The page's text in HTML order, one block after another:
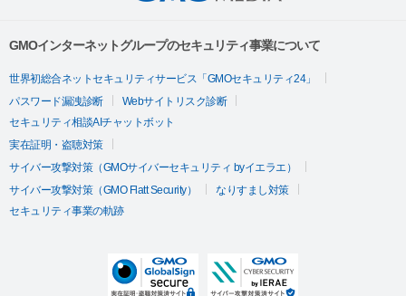
GMOインターネットグループのセキュリティ事業について
世界初総合ネットセキュリティサービス「GMOセキュリティ24」
パスワード漏洩診断
Webサイトリスク診断
セキュリティ相談AIチャットボット
実在証明・盗聴対策
サイバー攻撃対策（GMOサイバーセキュリティ byイエラエ）
サイバー攻撃対策（GMO Flatt Security）
なりすまし対策
セキュリティ事業の軌跡